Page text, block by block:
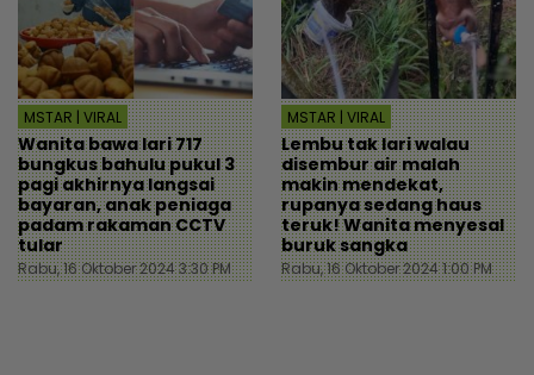
MSTAR | VIRAL
Wanita bawa lari 717
bungkus bahulu pukul 3
pagi akhirnya langsai
bayaran, anak peniaga
padam rakaman CCTV
tular
Rabu, 16 Oktober 2024 3:30 PM
MSTAR | VIRAL
Lembu tak lari walau
disembur air malah
makin mendekat,
rupanya sedang haus
teruk! Wanita menyesal
buruk sangka
Rabu, 16 Oktober 2024 1:00 PM